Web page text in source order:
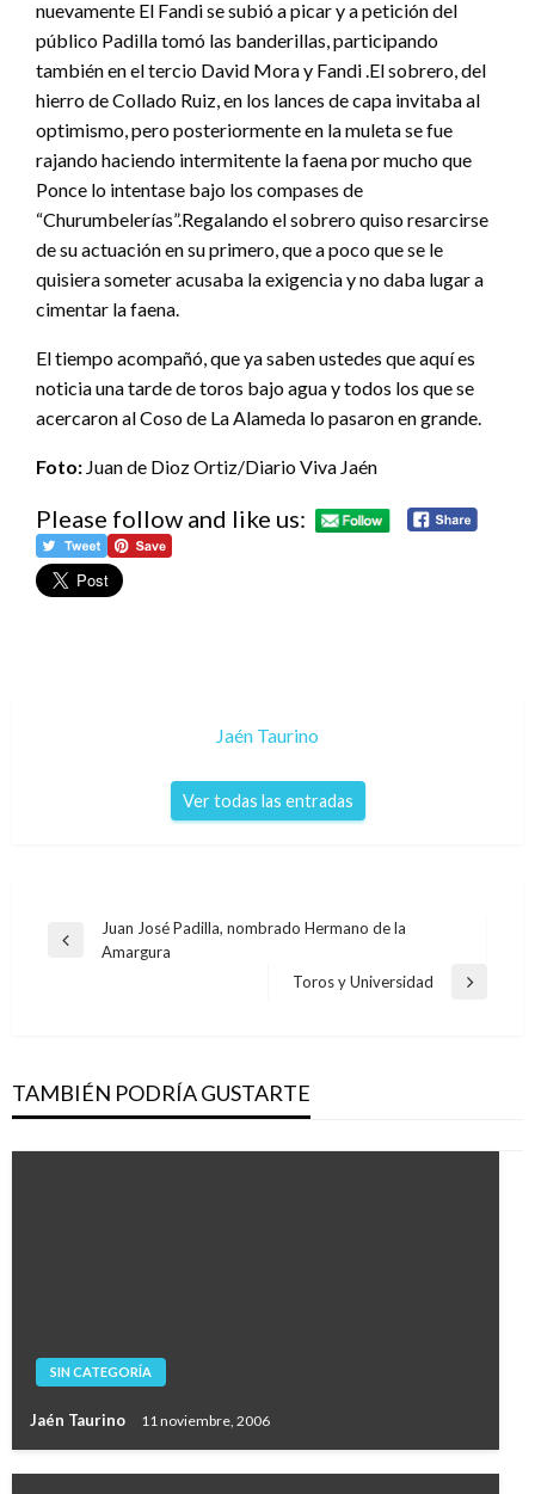
nuevamente El Fandi se subió a picar y a petición del
público Padilla tomó las banderillas, participando
también en el tercio David Mora y Fandi .El sobrero, del
hierro de Collado Ruiz, en los lances de capa invitaba al
optimismo, pero posteriormente en la muleta se fue
rajando haciendo intermitente la faena por mucho que
Ponce lo intentase bajo los compases de
“Churumbelerías”.Regalando el sobrero quiso resarcirse
de su actuación en su primero, que a poco que se le
quisiera someter acusaba la exigencia y no daba lugar a
cimentar la faena.
El tiempo acompañó, que ya saben ustedes que aquí es
noticia una tarde de toros bajo agua y todos los que se
acercaron al Coso de La Alameda lo pasaron en grande.
Foto: Juan de Dioz Ortiz/Diario Viva Jaén
Please follow and like us:
Jaén Taurino
Ver todas las entradas
Navegación
Entrada
Juan José Padilla, nombrado Hermano de la
Amargura
Entrada
Toros y Universidad
TAMBIÉN PODRÍA GUSTARTE
SIN CATEGORÍA
Jaén Taurino 11 noviembre, 2006